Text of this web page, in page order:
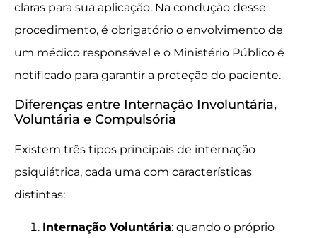
claras para sua aplicação. Na condução desse
procedimento, é obrigatório o envolvimento de
um médico responsável e o Ministério Público é
notificado para garantir a proteção do paciente.
Diferenças entre Internação Involuntária,
Voluntária e Compulsória
Existem três tipos principais de internação
psiquiátrica, cada uma com características
distintas:
Internação Voluntária: quando o próprio